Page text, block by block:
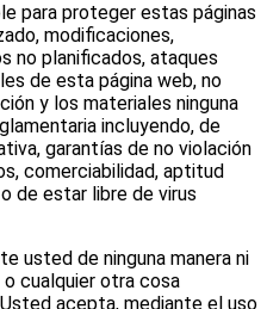
para proteger estas páginas
modificaciones,
no planificados, ataques
de esta página web, no
y los materiales ninguna
incluyendo, de
garantías de no violación
comerciabilidad, aptitud
de estar libre de virus
usted de ninguna manera ni
cualquier otra cosa
acepta, mediante el uso